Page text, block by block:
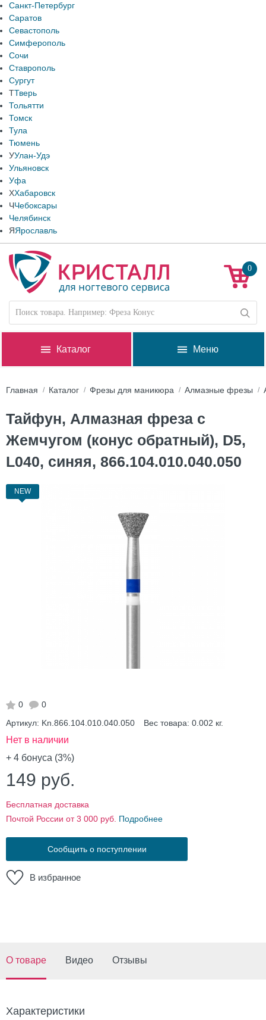
Санкт-Петербург
Саратов
Севастополь
Симферополь
Сочи
Ставрополь
Сургут
ТТверь
Тольятти
Томск
Тула
Тюмень
УУлан-Удэ
Ульяновск
Уфа
ХХабаровск
ЧЧебоксары
Челябинск
ЯЯрославль
0
Каталог Меню
Главная Каталог Фрезы для маникюра Алмазные фрезы
Тайфун, Алмазная фреза с
Жемчугом (конус обратный), D5,
L040, синяя, 866.104.010.040.050
NEW
0
0
Артикул: Kn.866.104.010.040.050 Вес товара: 0.002 кг.
Нет в наличии
+ 4 бонуса (3%)
149 руб.
Бесплатная доставка
Почтой России от 3 000 руб. Подробнее
Сообщить о поступлении
В избранное
О товаре Видео Отзывы
Характеристики